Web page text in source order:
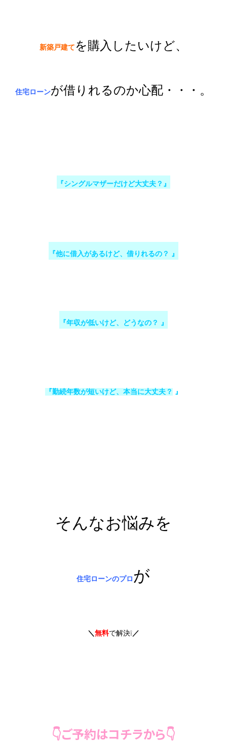
新築戸建て を購入したいけど、
住宅ローンが借りれるのか心配・・・。
『シングルマザーだけど大丈夫？』
『他に借入があるけど、借りれるの？ 』
『年収が低いけど、どうなの？ 』
『勤続年数が短いけど、本当に大丈夫？ 』
そんなお悩みを
住宅ローンのプロ が
＼無料で解決❕／
👇ご予約はコチラから👇